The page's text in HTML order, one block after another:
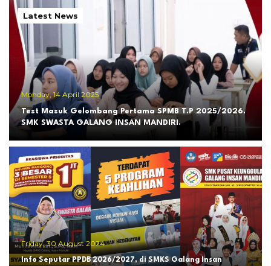
Latest News
Monday, 14 April 2025
Test Masuk Gelombang Pertama SPMB T.P 2025/2026.
SMK SWASTA GALANG INSAN MANDIRI.
Friday, 30 August 2024
Info Seputar PPDB 2026/2027, di SMKS Galang Insan